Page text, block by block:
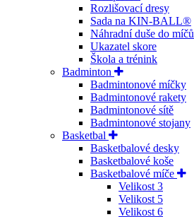
Rozlišovací dresy
Sada na KIN-BALL®
Náhradní duše do míčů
Ukazatel skore
Škola a trénink
Badminton
Badmintonové míčky
Badmintonové rakety
Badmintonové sítě
Badmintonové stojany
Basketbal
Basketbalové desky
Basketbalové koše
Basketbalové míče
Velikost 3
Velikost 5
Velikost 6